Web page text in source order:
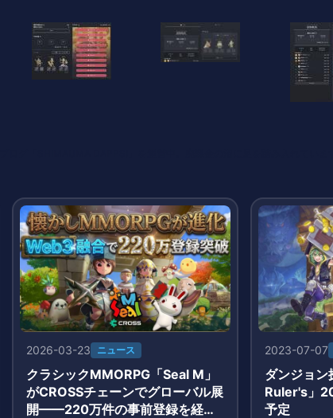
2026-03-23 ニュース
クラシックMMORPG「Seal M」
がCROSSチェーンでグローバル展
開——220万件の事前登録を経て
2023-07-07
ダンジョ
Ruler's」
予定